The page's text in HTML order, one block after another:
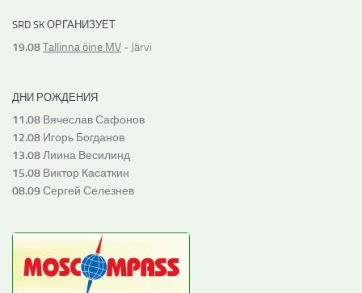
SRD SK ОРГАНИЗУЕТ
19.08Tallinna öine MV - Järvi
ДНИ РОЖДЕНИЯ
11.08 Вячеслав Сафонов
12.08 Игорь Богданов
13.08Лиина Весилинд
15.08 Виктор Касаткин
08.09Сергей Селезнев